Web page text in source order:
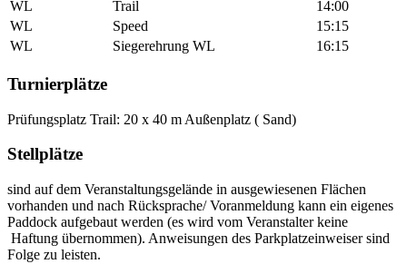
WL
Trail
14:00
WL
Speed
15:15
WL
Siegerehrung WL 16:15
Turnierplätze
Prüfungsplatz Trail: 20 x 40 m Außenplatz ( Sand)
Stellplätze
sind auf dem Veranstaltungsgelände in ausgewiesenen Flächen
vorhanden und nach Rücksprache/ Voranmeldung kann ein eigenes
Paddock aufgebaut werden (es wird vom Veranstalter keine
Haftung übernommen). Anweisungen des Parkplatzeinweiser sind
Folge zu leisten.